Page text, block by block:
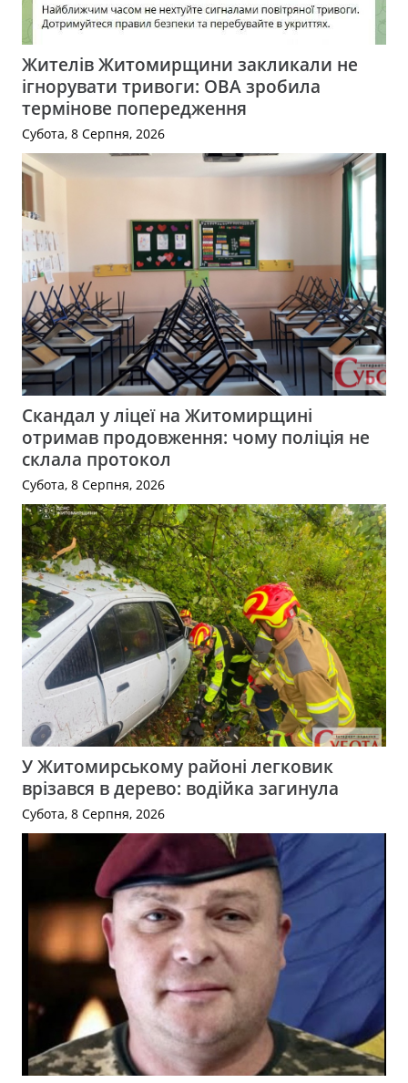
Жителів Житомирщини закликали не
ігнорувати тривоги: ОВА зробила
термінове попередження
Субота, 8 Серпня, 2026
Скандал у ліцеї на Житомирщині
отримав продовження: чому поліція не
склала протокол
Субота, 8 Серпня, 2026
У Житомирському районі легковик
врізався в дерево: водійка загинула
Субота, 8 Серпня, 2026